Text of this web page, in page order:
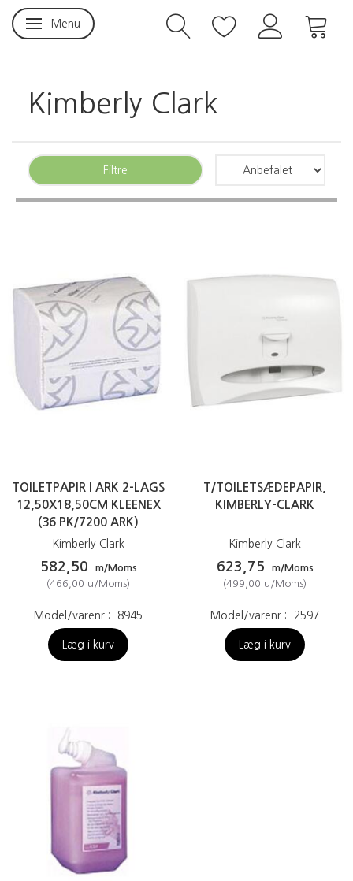
Skifte navigation
Menu
Kimberly Clark
Filtre
TOILETPAPIR I ARK 2-LAGS
12,50X18,50CM KLEENEX
(36 PK/7200 ARK)
Kimberly Clark
582,50
m/Moms
(466,00 u/Moms)
Model/varenr.: 8945
Læg i kurv
T/TOILETSÆDEPAPIR,
KIMBERLY-CLARK
Kimberly Clark
623,75
m/Moms
(499,00 u/Moms)
Model/varenr.: 2597
Læg i kurv